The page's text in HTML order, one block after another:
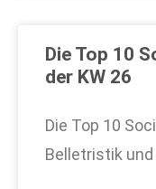
Die Top 10
der KW 26
Die Top 10
Belletristik